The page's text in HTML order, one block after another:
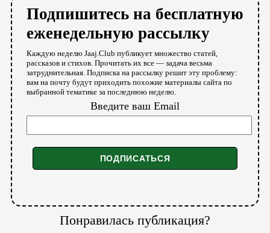
Подпишитесь на бесплатную
еженедельную рассылку
Каждую неделю Jaaj.Club публикует множество статей,
рассказов и стихов. Прочитать их все — задача весьма
затруднительная. Подписка на рассылку решит эту проблему:
вам на почту будут приходить похожие материалы сайта по
выбранной тематике за последнюю неделю.
Введите ваш Email
Понравилась публикация?